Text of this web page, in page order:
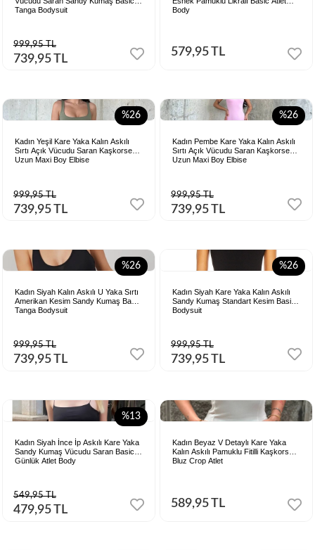
Tanga Bodysuit
999,95 TL
739,95 TL
Body
579,95 TL
%26
Kadın Yeşil Kare Yaka Kalın Askılı
Sırtı Açık Vücudu Saran Kaşkorse
Uzun Maxi Boy Elbise
999,95 TL
739,95 TL
%26
Kadın Pembe Kare Yaka Kalın Askılı
Sırtı Açık Vücudu Saran Kaşkorse
Uzun Maxi Boy Elbise
999,95 TL
739,95 TL
%26
Kadın Siyah Kalın Askılı U Yaka Sırtı
Amerikan Kesim Sandy Kumaş Basic
Tanga Bodysuit
999,95 TL
739,95 TL
%26
Kadın Siyah Kare Yaka Kalın Askılı
Sandy Kumaş Standart Kesim Basic
Bodysuit
999,95 TL
739,95 TL
%13
Kadın Siyah İnce İp Askılı Kare Yaka
Sandy Kumaş Vücudu Saran Basic
Günlük Atlet Body
549,95 TL
479,95 TL
Kadın Beyaz V Detaylı Kare Yaka
Kalın Askılı Pamuklu Fitilli Kaşkorse
Bluz Crop Atlet
589,95 TL